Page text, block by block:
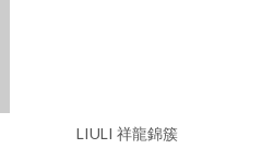
LIULI 祥龍錦簇